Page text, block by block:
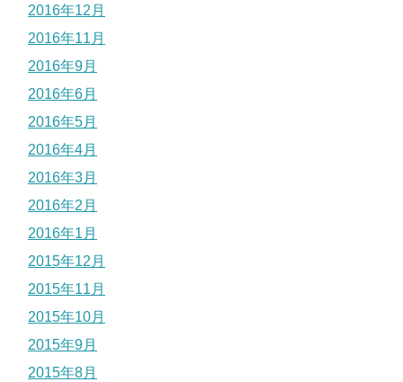
2016年12月
2016年11月
2016年9月
2016年6月
2016年5月
2016年4月
2016年3月
2016年2月
2016年1月
2015年12月
2015年11月
2015年10月
2015年9月
2015年8月